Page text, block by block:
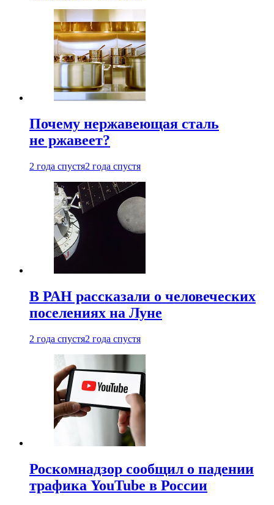
Почему нержавеющая сталь
не ржавеет?
2 года спустя2 года спустя
В РАН рассказали о человеческих
поселениях на Луне
2 года спустя2 года спустя
Роскомнадзор сообщил о падении
трафика YouTube в России